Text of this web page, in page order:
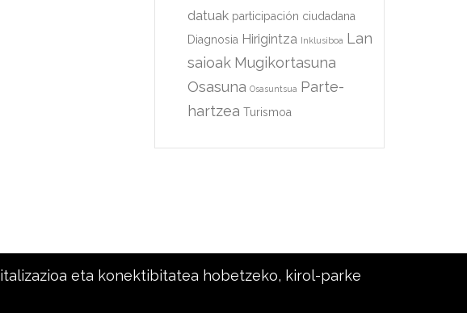
datuak participación ciudadana
Diagnosia Hirigintza Inklusiboa Lan
saioak Mugikortasuna
Osasuna Osasuntsua Parte-
hartzea Turismoa
eta konektibitatea hobetzeko, kirol-parke